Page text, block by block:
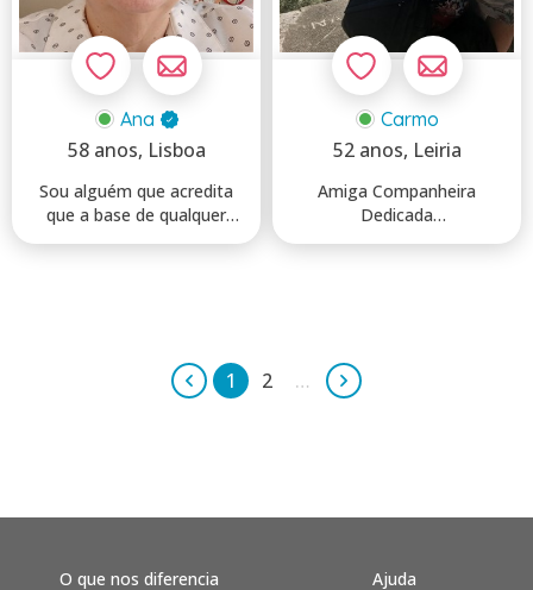
Ana
58 anos, Lisboa
Sou alguém que acredita
que a base de qualquer
relacionamento começa n...
Carmo
52 anos, Leiria
Amiga Companheira
Dedicada
..........................................
1 2 …
O que nos diferencia Ajuda